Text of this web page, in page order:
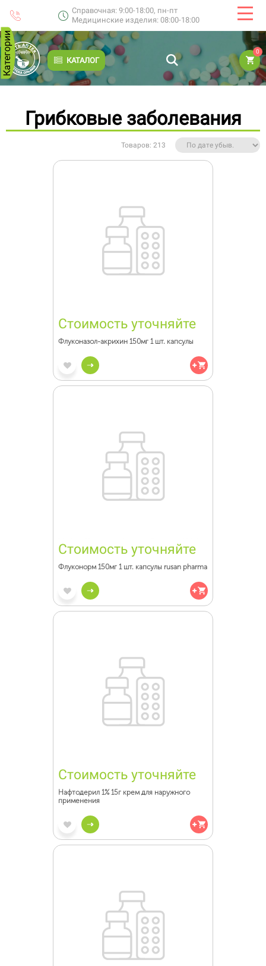
Справочная: 9:00-18:00, пн-пт
Медицинские изделия: 08:00-18:00
КАТАЛОГ
0
Категории
Грибковые заболевания
Товаров: 213
Стоимость уточняйте
Флуконазол-акрихин 150мг 1 шт. капсулы
Стоимость уточняйте
Флуконорм 150мг 1 шт. капсулы rusan pharma
Стоимость уточняйте
Нафтодерил 1% 15г крем для наружного
применения